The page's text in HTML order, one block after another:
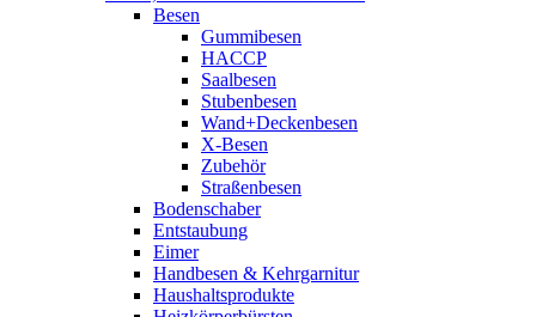
Besen
Gummibesen
HACCP
Saalbesen
Stubenbesen
Wand+Deckenbesen
X-Besen
Zubehör
Straßenbesen
Bodenschaber
Entstaubung
Eimer
Handbesen & Kehrgarnitur
Haushaltsprodukte